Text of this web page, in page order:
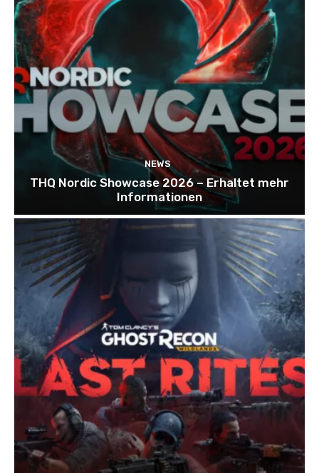
NEWS
THQ Nordic Showcase 2026 – Erhaltet mehr
Informationen